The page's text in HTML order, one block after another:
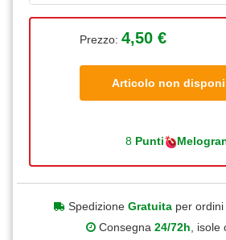
Prezzo: 4,50 €
Articolo non
8 Punti
Spedizione Gratuita per
Consegna 24/72h ,